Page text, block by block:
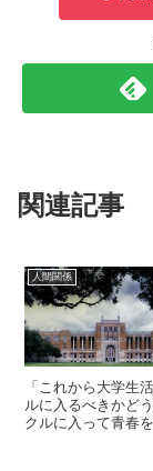
関連記事
人間関係
「これから大学生
ルに入るべきかど
クルに入って青春